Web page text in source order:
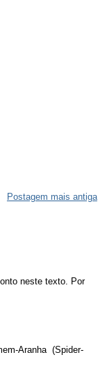
Postagem mais antiga
neste texto. Por
Aranha (Spider-